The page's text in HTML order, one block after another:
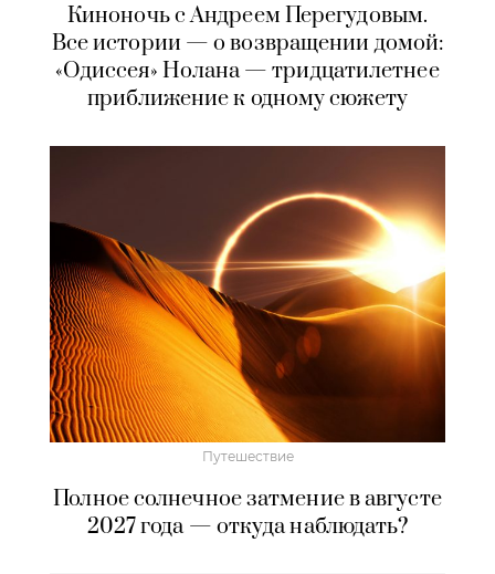
Киноночь с Андреем Перегудовым.
Все истории — о возвращении домой:
«Одиссея» Нолана — тридцатилетнее
приближение к одному сюжету
Путешествие
Полное солнечное затмение в августе
2027 года — откуда наблюдать?